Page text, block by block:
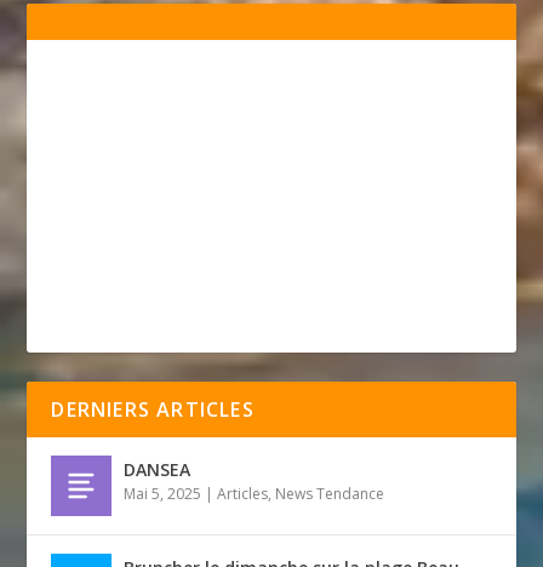
DERNIERS ARTICLES
DANSEA
Mai 5, 2025 |Articles, News Tendance